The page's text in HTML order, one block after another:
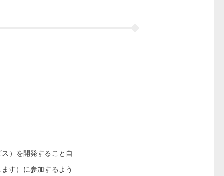
）を開発すること自
す）に参加するよう